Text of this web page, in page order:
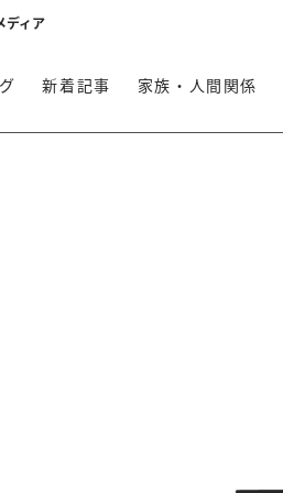
ディア
新着記事 家族・人間関係